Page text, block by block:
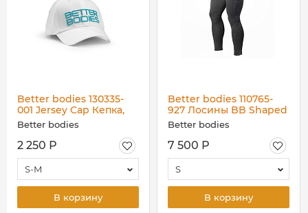
Better bodies 130335-
001 Jersey Cap Кепка,
White/Blue
Better bodies
2 250 Р
S-M
В корзину
Better bodies 110765-
927 Лосины BB Shaped
Logo Tights, Antracite
Melange/Purple
Better bodies
7 500 Р
S
В корзину